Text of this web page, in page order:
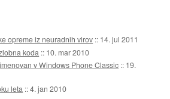
opreme iz neuradnih virov :: 14. jul 2011
koda :: 10. mar 2010
v Windows Phone Classic :: 19.
leta ::4. jan 2010